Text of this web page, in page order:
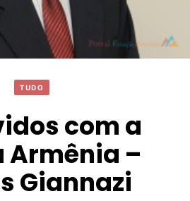
TUDO
com a
Armênia –
Giannazi